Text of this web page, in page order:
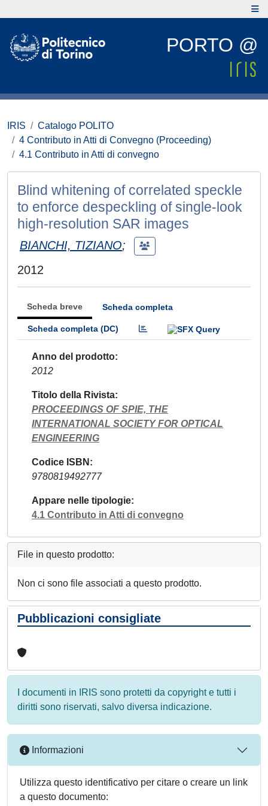
PORTO @
IRIS
Catalogo POLITO
4 Contributo in Atti di Convegno (Proceeding)
4.1 Contributo in Atti di convegno
Blind whitening of correlated speckle
to enforce despeckling of single-look
high-resolution SAR images
BIANCHI, TIZIANO;
2012
Scheda breve Scheda completa
Scheda completa (DC)
Anno del prodotto
2012
Titolo della Rivista
PROCEEDINGS OF SPIE, THE
INTERNATIONAL SOCIETY FOR OPTICAL
ENGINEERING
Codice ISBN
9780819492777
Appare nelle tipologie
4.1 Contributo in Atti di convegno
File in questo prodotto:
Non ci sono file associati a questo prodotto.
Pubblicazioni consigliate
I documenti in IRIS sono protetti da copyright e tutti i
diritti sono riservati, salvo diversa indicazione.
Informazioni
Utilizza questo identificativo per citare o creare un link
a questo documento: